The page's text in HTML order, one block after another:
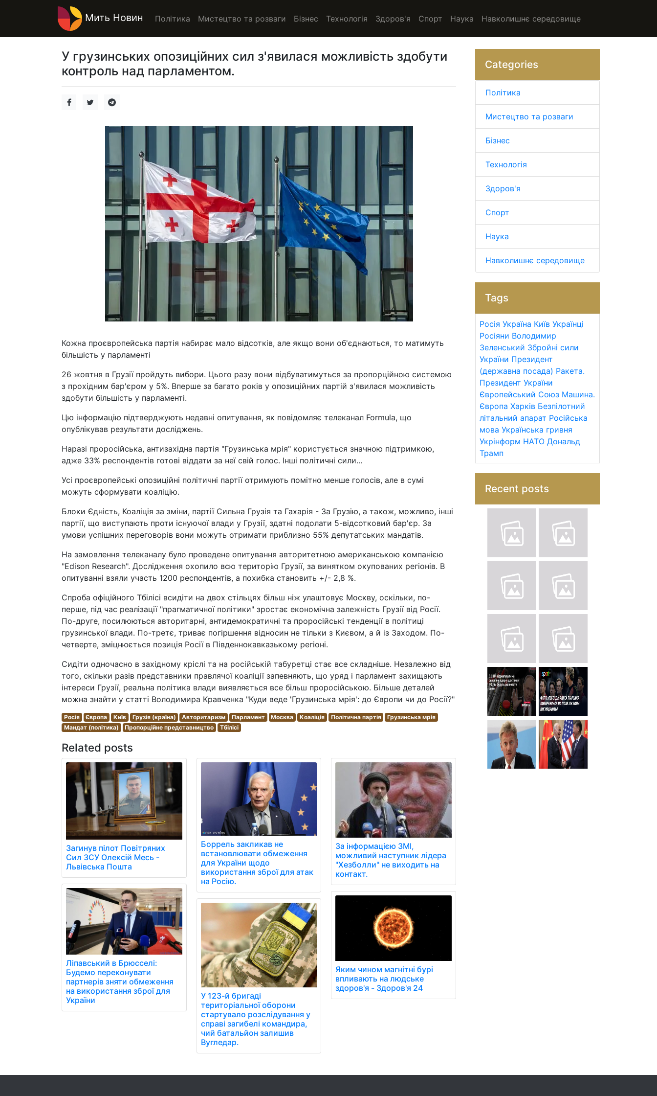
Мить Новин Політика Мистецтво та розваги Бізнес Технологія Здоров'я Спорт Наука Навколишнє середовище
У грузинських опозиційних сил з'явилася можливість здобути
контроль над парламентом.
Кожна проєвропейська партія набирає мало відсотків, але якщо вони об'єднаються, то матимуть
більшість у парламенті
26 жовтня в Грузії пройдуть вибори. Цього разу вони відбуватимуться за пропорційною системою
з прохідним бар'єром у 5%. Вперше за багато років у опозиційних партій з'явилася можливість
здобути більшість у парламенті.
Цю інформацію підтверджують недавні опитування, як повідомляє телеканал Formula, що
опублікував результати досліджень.
Наразі проросійська, антизахідна партія "Грузинська мрія" користується значною підтримкою,
адже 33% респондентів готові віддати за неї свій голос. Інші політичні сили...
Усі проєвропейські опозиційні політичні партії отримують помітно менше голосів, але в сумі
можуть сформувати коаліцію.
Блоки Єдність, Коаліція за зміни, партії Сильна Грузія та Гахарія - За Грузію, а також, можливо, інші
партії, що виступають проти існуючої влади у Грузії, здатні подолати 5-відсотковий бар'єр. За
умови успішних переговорів вони можуть отримати приблизно 55% депутатських мандатів.
На замовлення телеканалу було проведене опитування авторитетною американською компанією
"Edison Research". Дослідження охопило всю територію Грузії, за винятком окупованих регіонів. В
опитуванні взяли участь 1200 респондентів, а похибка становить +/- 2,8 %.
Спроба офіційного Тбілісі всидіти на двох стільцях більш ніж улаштовує Москву, оскільки, по-
перше, під час реалізації "прагматичної політики" зростає економічна залежність Грузії від Росії.
По-друге, посилюються авторитарні, антидемократичні та проросійські тенденції в політиці
грузинської влади. По-третє, триває погіршення відносин не тільки з Києвом, а й із Заходом. По-
четверте, зміцнюється позиція Росії в Південнокавказькому регіоні.
Сидіти одночасно в західному кріслі та на російській табуретці стає все складніше. Незалежно від
того, скільки разів представники правлячої коаліції запевняють, що уряд і парламент захищають
інтереси Грузії, реальна політика влади виявляється все більш проросійською. Більше деталей
можна знайти у статті Володимира Кравченка "Куди веде 'Грузинська мрія': до Європи чи до Росії?"
Росія Європа Київ Грузія (країна) Авторитаризм Парламент Москва Коаліція Політична партія
Грузинська мрія
Мандат (політика)
Пропорційне представництво Тбілісі
Related posts
Загинув пілот Повітряних
Сил ЗСУ Олексій Месь -
Львівська Пошта
Ліпавський в Брюсселі:
Будемо переконувати
партнерів зняти обмеження
на використання зброї для
України
Боррель закликав не
встановлювати обмеження
для України щодо
використання зброї для атак
на Росію.
У 123-й бригаді
територіальної оборони
стартувало розслідування у
справі загибелі командира,
чий батальйон залишив
Вугледар.
За інформацією ЗМІ,
можливий наступник лідера
"Хезболли" не виходить на
контакт.
Яким чином магнітні бурі
впливають на людське
здоров'я - Здоров'я 24
Categories
Політика
Мистецтво та розваги
Бізнес
Технологія
Здоров'я
Спорт
Наука
Навколишнє середовище
Tags
Росія Україна Київ Українці
Росіяни Володимир
Зеленський Збройні сили
України Президент
(державна посада) Ракета.
Президент України
Європейський Союз Машина.
Європа Харків Безпілотний
літальний апарат Російська
мова Українська гривня
Укрінформ НАТО Дональд
Трамп
Recent posts